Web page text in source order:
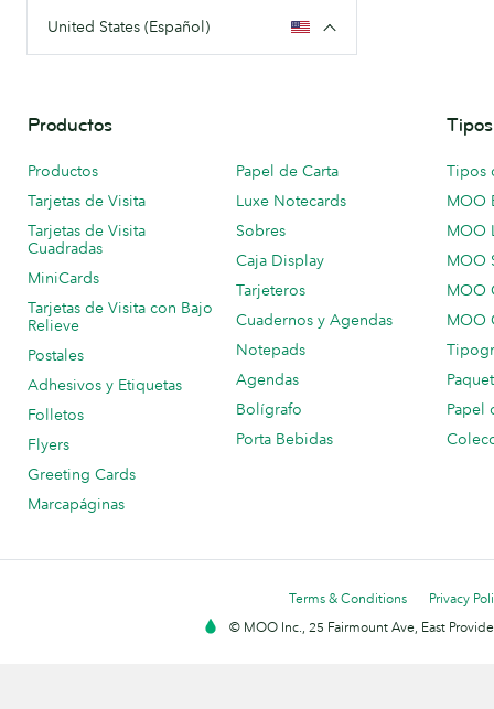
United States (Español)
Productos
Productos
Tarjetas de Visita
Tarjetas de Visita
Cuadradas
MiniCards
Tarjetas de Visita con Bajo
Relieve
Postales
Adhesivos y Etiquetas
Folletos
Flyers
Greeting Cards
Marcapáginas
Papel de Carta
Luxe Notecards
Sobres
Caja Display
Tarjeteros
Cuadernos y Agendas
Notepads
Agendas
Bolígrafo
Porta Bebidas
Tipos
MOO
MOO
MOO
MOO
MOO
Papel
Terms & Conditions
Privacy
© MOO Inc., 25 Fairmount Ave, East